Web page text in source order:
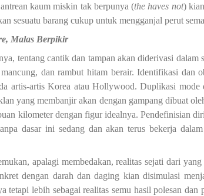
kaum miskin tak berpunya (the haves not)
sesuatu barang cukup untuk mengganjal perut
Malas Berpikir
tentang cantik dan tampan akan diderivasi dalam
dan rambut hitam berair. Identifikasi dan
artis-artis Korea atau Hollywood. Duplikasi mode
yang membanjir akan dengan gampang dibuat
kilometer dengan figur idealnya. Pendefinisian
dasar ini sedang dan akan terus bekerja
apalagi membedakan, realitas sejati dari
dengan darah dan daging kian disimulasi
tetapi lebih sebagai realitas semu hasil polesan dan